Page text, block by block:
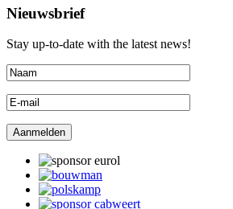
Nieuwsbrief
Stay up-to-date with the latest news!